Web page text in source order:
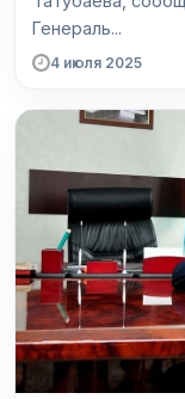
Генераль...
4 июля 2025